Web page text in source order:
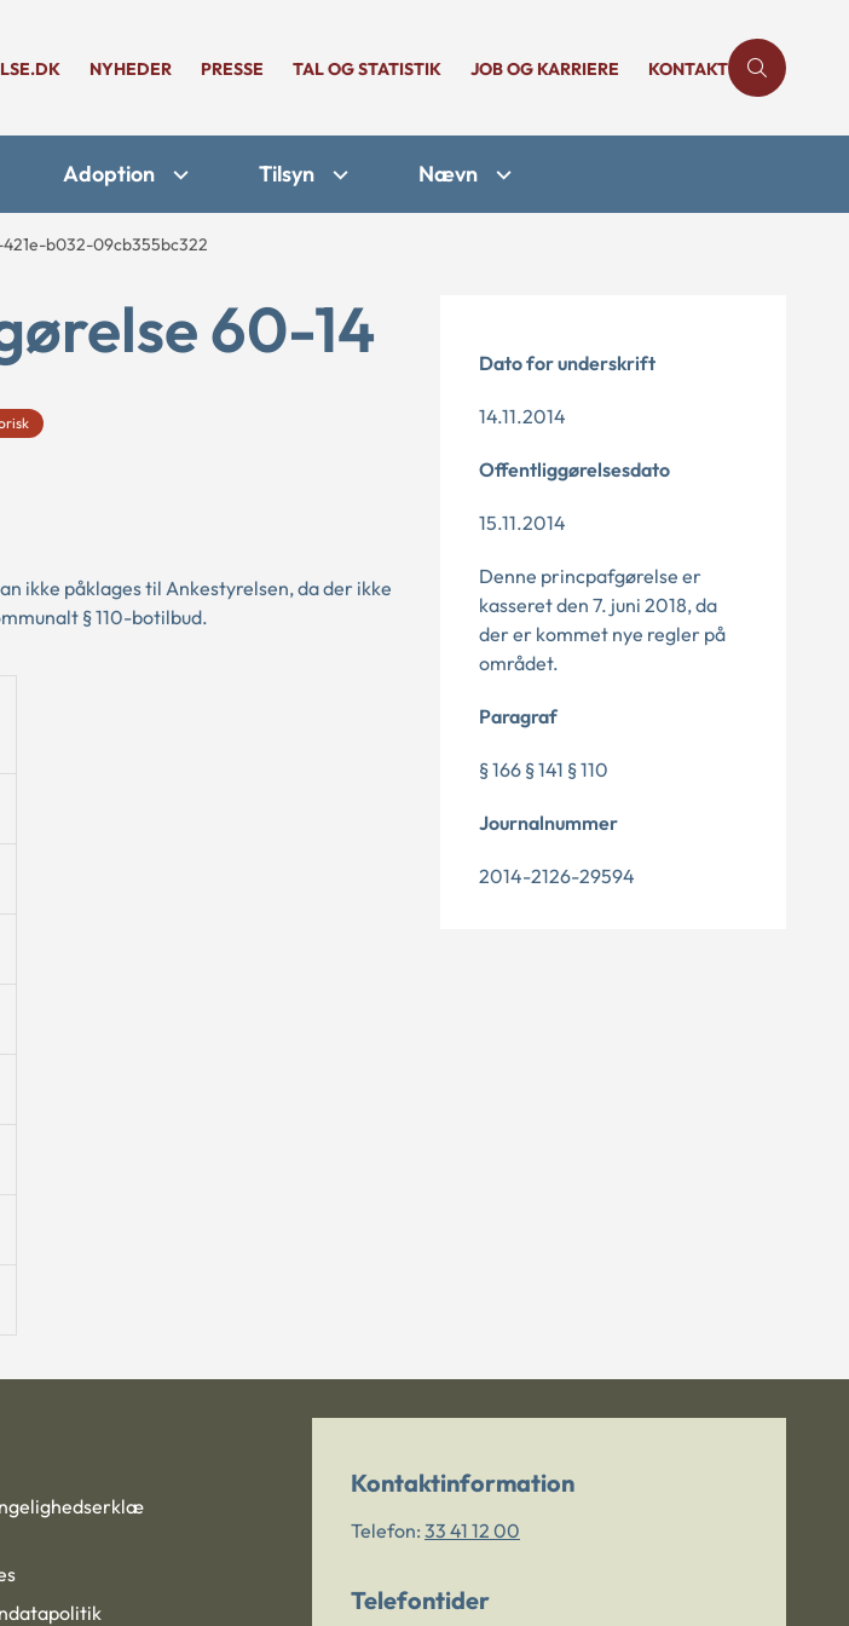
NYHEDER PRESSE TAL OG STATISTIK JOB OG KARRIERE KONTAKT
Adoption Tilsyn Nævn
b032-09cb355bc322
60-14
ikke påklages til Ankestyrelsen, da der ikke
§ 110-botilbud.
Dato for underskrift
14.11.2014
Offentliggørelsesdato
15.11.2014
Denne princpafgørelse er
kasseret den 7. juni 2018, da
der er kommet nye regler på
området.
Paragraf
§ 166 § 141 § 110
Journalnummer
2014-2126-29594
Kontaktinformation
Telefon: 33 41 12 00
Telefontider